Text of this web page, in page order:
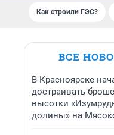
Как строили ГЭС?
ВСЕ
В Красноярске
достраивать
высотки
долины» на